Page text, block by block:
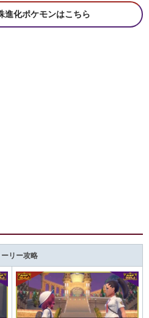
進化ポケモンはこちら
ーリー攻略